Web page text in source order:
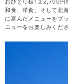
和食、洋食、そして北
に富んだメニューをブ
ニューをお楽しみくださ